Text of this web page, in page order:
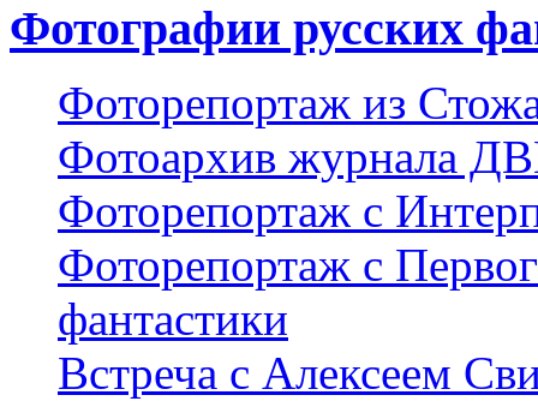
Фотографии русских
Фоторепортаж из
Фотоархив журнала
Фоторепортаж с
Фоторепортаж с
фантастики
Встреча с Алексеем